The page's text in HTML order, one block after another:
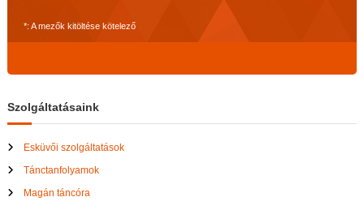
*: A mezők kitöltése kötelező
Szolgáltatásaink
Esküvői szolgáltatások
Tánctanfolyamok
Magán táncóra